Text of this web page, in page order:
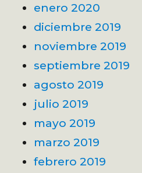
enero 2020
diciembre 2019
noviembre 2019
septiembre 2019
agosto 2019
julio 2019
mayo 2019
marzo 2019
febrero 2019